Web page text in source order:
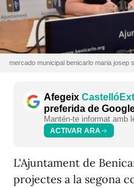
mercado municipal benicarlo maria josep
Afegeix
preferida de
Mantén-te informat amb
ACTIVAR ARA
L'Ajuntament de
projectes a la segona